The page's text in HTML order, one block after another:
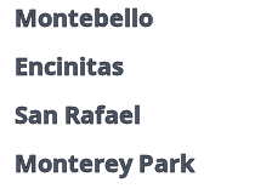
Montebello
Encinitas
San Rafael
Monterey Park